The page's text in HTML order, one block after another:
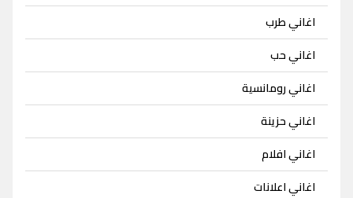
اغاني طرب
اغاني حب
اغاني رومانسية
اغاني حزينة
اغاني افلام
اغاني اعلانات